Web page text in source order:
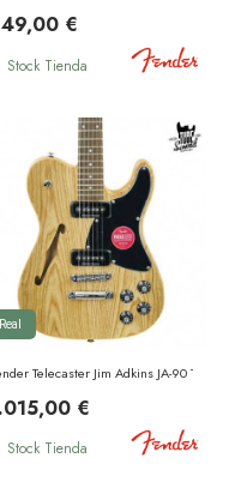
€
Stock Tienda
60 RW Relic 3 Color Sunburst
Telecaster Jim Adkins JA-90
€
Stock Tienda